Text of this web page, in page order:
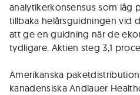
analytikerkonsensus som låg
tillbaka helårsguidningen vid
att ge en guidning när de
tydligare. Aktien steg 3,1
Amerikanska
kanadensiska Andlauer